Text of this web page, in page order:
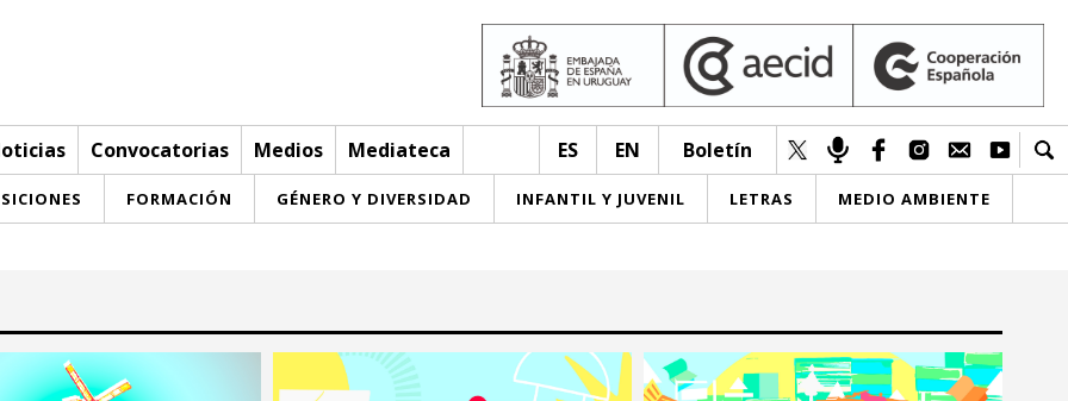
Convocatorias Medios Mediateca ES EN Boletín
FORMACIÓN GÉNERO Y DIVERSIDAD INFANTIL Y JUVENIL LETRAS MEDIO AMBIENTE